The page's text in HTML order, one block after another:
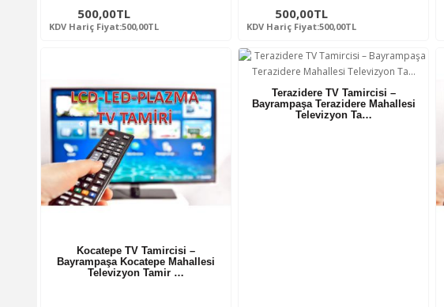
500,00TL
KDV Hariç Fiyat:500,00TL
500,00TL
KDV Hariç Fiyat:500,00TL
Kocatepe TV Tamircisi –
Bayrampaşa Kocatepe Mahallesi
Televizyon Tamir …
Terazidere TV Tamircisi –
Bayrampaşa Terazidere Mahallesi
Televizyon Ta…